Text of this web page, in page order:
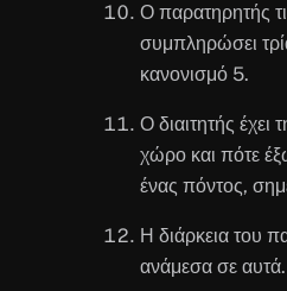
Ο παρατηρητής
συμπληρώσει
κανονισμό 5.
Ο διαιτητής έχει
χώρο και πότε
ένας πόντος,
Η διάρκεια του
ανάμεσα σε αυτά.